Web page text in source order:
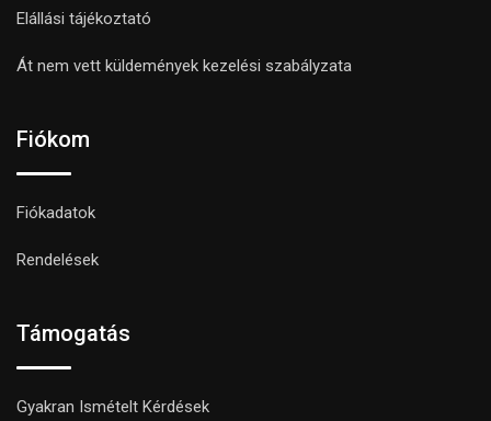
Elállási tájékoztató
Át nem vett küldemények kezelési szabályzata
Fiókom
Fiókadatok
Rendelések
Támogatás
Gyakran Ismételt Kérdések